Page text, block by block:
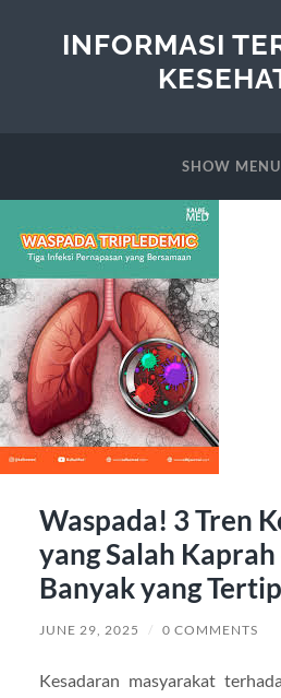
INFORMASI
SHOW MENU
Waspada! 3 Tren
yang Salah
Banyak yang
JUNE 29, 2025 / 0 COMMENTS
Kesadaran masyarakat